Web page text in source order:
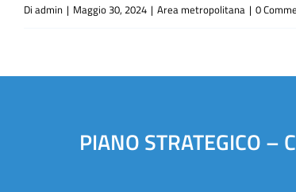
Di admin | Maggio 30, 2024 | Area metropolitana | 0
PIANO STRATEGICO –